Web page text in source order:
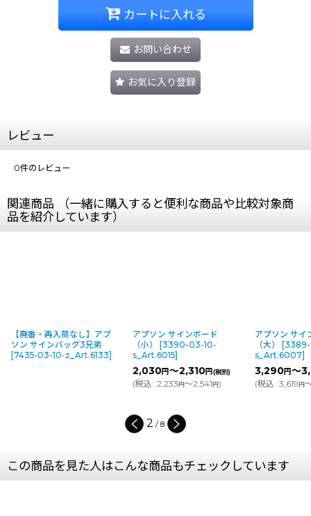
カートに入れる
お問い合わせ
お気に入り登録
レビュー
0件のレビュー
関連商品 （一緒に購入すると便利な商品や比較対象商
品を紹介しています）
【廃番・再入荷なし】アプ
ソン サインバッグ3兄弟
[7435-03-10-z_Art.6133]
アプソン サインボード
（小）
[3390-03-10-
s_Art.6015]
2,030円～2,310円(税別)
(税込: 2,233円～2,541円)
アプソン サイ
（大）
[
s_Art.6007]
3,290円～
(税込: 3,619円
2 / 8
この商品を見た人はこんな商品もチェックしています